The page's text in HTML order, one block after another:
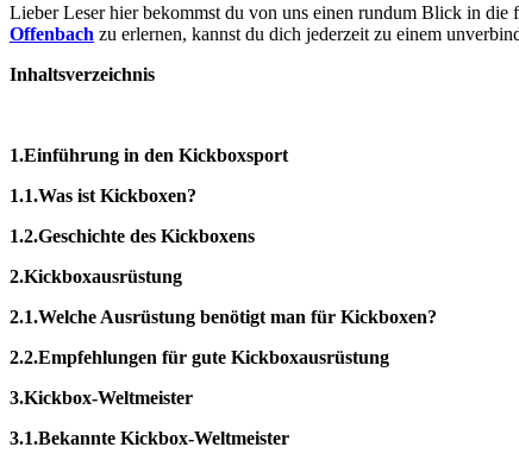
Lieber Leser hier bekommst du von uns einen rundum Blick in die
Offenbach zu erlernen, kannst du dich jederzeit zu einem
Inhaltsverzeichnis
1.Einführung in den Kickboxsport
1.1.Was ist Kickboxen?
1.2.Geschichte des Kickboxens
2.Kickboxausrüstung
2.1.Welche Ausrüstung benötigt man für Kickboxen?
2.2.Empfehlungen für gute Kickboxausrüstung
3.Kickbox-Weltmeister
3.1.Bekannte Kickbox-Weltmeister